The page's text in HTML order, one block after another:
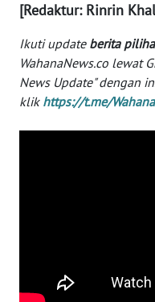
[Redaktur: Rinrin
Ikuti update berita
WahanaNews.co lewat
News Update" dengan
klik https://t.me/
RIAU
WN
SERAMBI